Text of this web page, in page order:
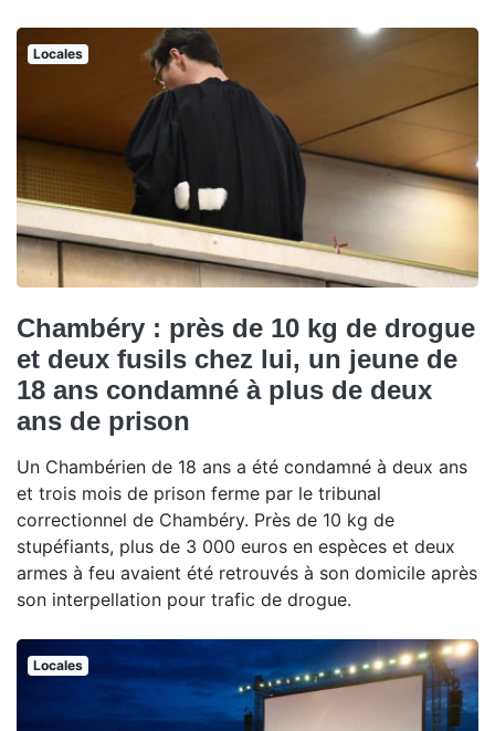
Locales
Chambéry : près de 10 kg de drogue
et deux fusils chez lui, un jeune de
18 ans condamné à plus de deux
ans de prison
Un Chambérien de 18 ans a été condamné à deux ans
et trois mois de prison ferme par le tribunal
correctionnel de Chambéry. Près de 10 kg de
stupéfiants, plus de 3 000 euros en espèces et deux
armes à feu avaient été retrouvés à son domicile après
son interpellation pour trafic de drogue.
Locales